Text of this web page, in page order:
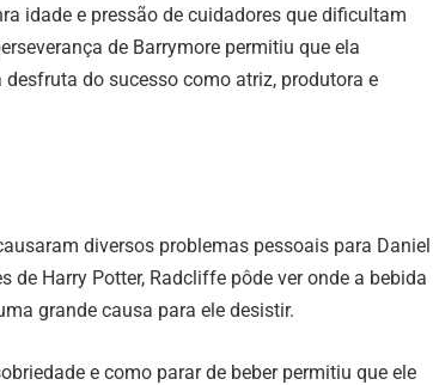
idade e pressão de cuidadores que dificultam
de Barrymore permitiu que ela
do sucesso como atriz, produtora e
diversos problemas pessoais para Daniel
Harry Potter, Radcliffe pôde ver onde a bebida
grande causa para ele desistir.
e como parar de beber permitiu que ele